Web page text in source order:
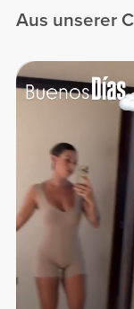
Aus unserer